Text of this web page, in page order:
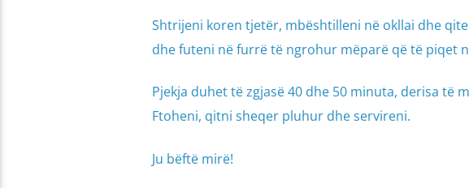
Shtrijeni koren tjetër, mbështilleni në okllai dhe
dhe futeni në furrë të ngrohur mëparë që të piqet
Pjekja duhet të zgjasë 40 dhe 50 minuta, derisa të
Ftoheni, qitni sheqer pluhur dhe servireni.
Ju bëftë mirë!